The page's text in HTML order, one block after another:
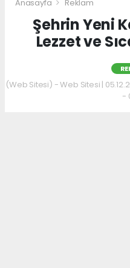
Anasayfa Reklam
Şehrin Yeni
Lezzet ve
(Web Sitesi) - Web Sitesi |
-